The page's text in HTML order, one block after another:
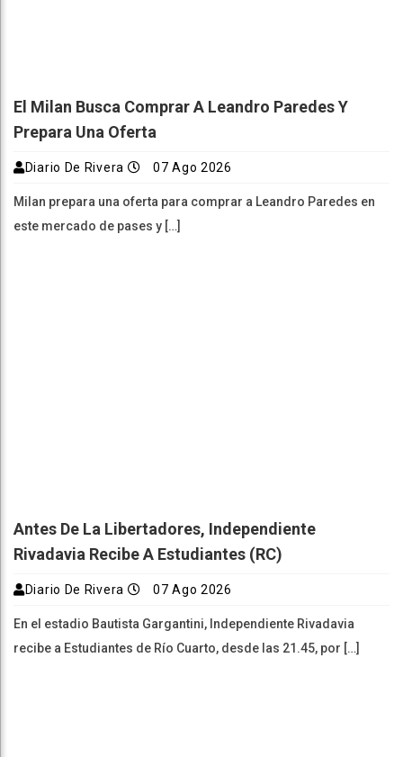
El Milan Busca Comprar A Leandro Paredes Y
Prepara Una Oferta
Diario De Rivera 07 Ago 2026
Milan prepara una oferta para comprar a Leandro Paredes en
este mercado de pases y […]
Antes De La Libertadores, Independiente
Rivadavia Recibe A Estudiantes (RC)
Diario De Rivera 07 Ago 2026
En el estadio Bautista Gargantini, Independiente Rivadavia
recibe a Estudiantes de Río Cuarto, desde las 21.45, por […]